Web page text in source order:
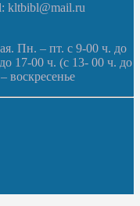
kltbibl@mail.ru
Пн. – пт. с 9-00 ч. до
17-00 ч. (с 13- 00 ч. до
воскресенье